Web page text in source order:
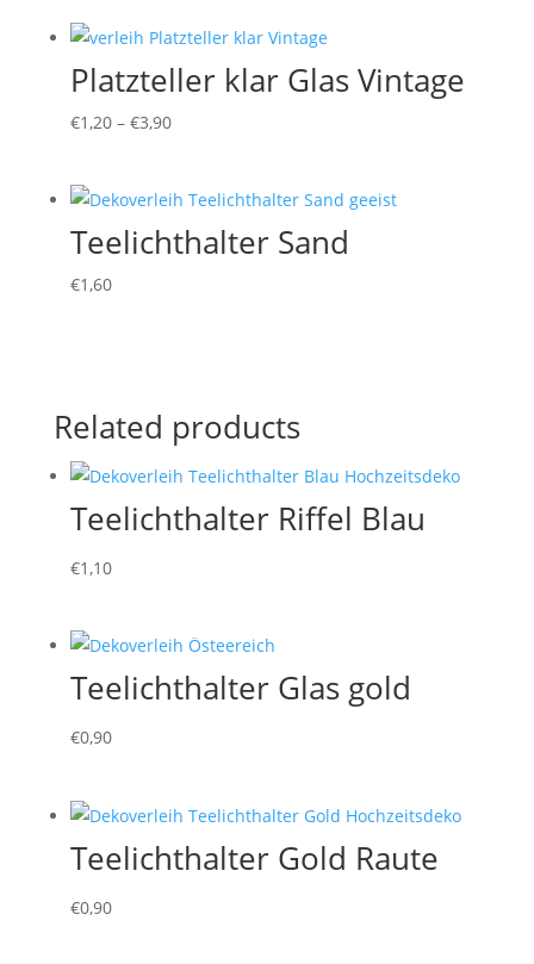
Platzteller klar Glas Vintage
€1,20– €3,90
Teelichthalter Sand
€1,60
Related products
Teelichthalter Riffel Blau
€1,10
Teelichthalter Glas gold
€0,90
Teelichthalter Gold Raute
€0,90